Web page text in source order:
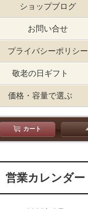
ショップブログ
お問い合せ
プライバシーポリシー
敬老の日ギフト
価格・容量で選ぶ
カート
営業カレンダー